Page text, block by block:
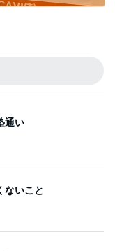
通い
ないこと